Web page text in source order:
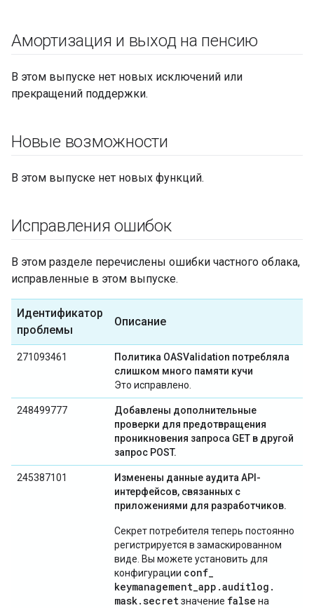
Амортизация и выход на пенсию
В этом выпуске нет новых исключений или
прекращений поддержки.
Новые возможности
В этом выпуске нет новых функций.
Исправления ошибок
В этом разделе перечислены ошибки частного облака,
исправленные в этом выпуске.
Идентификатор
проблемы
Описание
271093461
Политика OASValidation потребляла
слишком много памяти кучи
Это исправлено.
248499777
Добавлены дополнительные
проверки для предотвращения
проникновения запроса GET в другой
запрос POST.
245387101
Изменены данные аудита API-
интерфейсов, связанных с
приложениями для разработчиков.
Секрет потребителя теперь постоянно
регистрируется в замаскированном
виде. Вы можете установить для
конфигурации conf_
keymanagement_app .auditlog .
mask.secretзначение false на